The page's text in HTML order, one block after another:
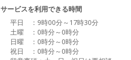
サービスを利用できる時間
平日 ：9時00分～17時30分
土曜 ：0時分～0時分
日曜 ：0時分～0時分
祝日 ：0時分～0時分